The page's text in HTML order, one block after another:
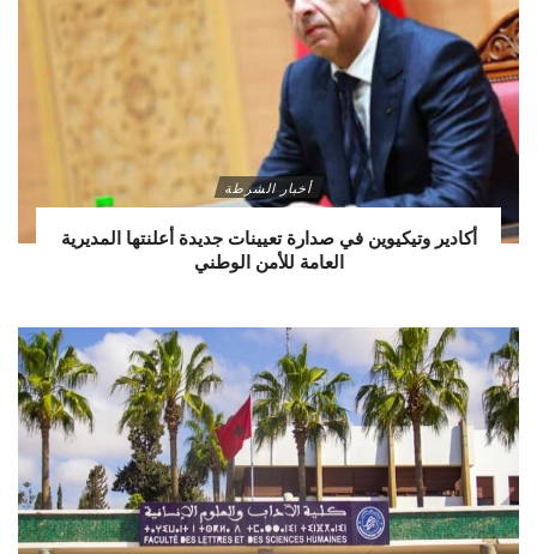
أخبار الشرطة
أكادير وتيكيوين في صدارة تعيينات جديدة أعلنتها المديرية
العامة للأمن الوطني